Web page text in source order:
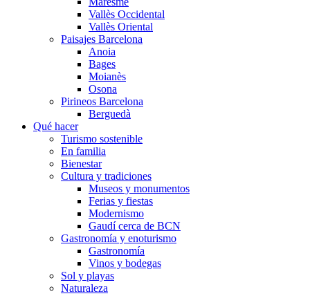
Vallès Occidental
Vallès Oriental
Paisajes Barcelona
Anoia
Bages
Moianès
Osona
Pirineos Barcelona
Berguedà
Qué hacer
Turismo sostenible
En familia
Bienestar
Cultura y tradiciones
Museos y monumentos
Ferias y fiestas
Modernismo
Gaudí cerca de BCN
Gastronomía y enoturismo
Gastronomía
Vinos y bodegas
Sol y playas
Naturaleza